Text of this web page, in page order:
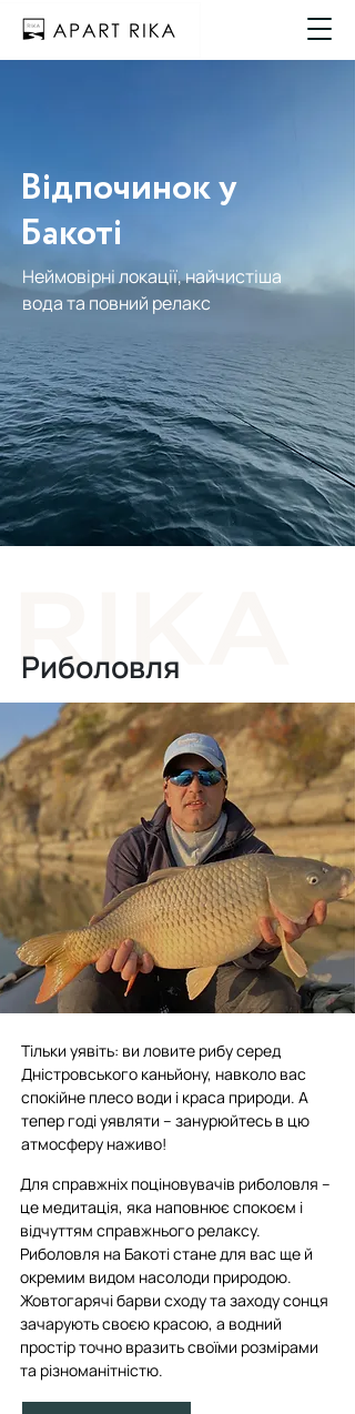
Неймовірні локації, найчистіша
вода та повний релакс
Відпочинок у
Бакоті
Риболовля
Для справжніх поціновувачів риболовля –
це медитація, яка наповнює спокоєм і
відчуттям справжнього релаксу.
Риболовля на Бакоті стане для вас ще й
окремим видом насолоди природою.
Жовтогарячі барви сходу та заходу сонця
зачарують своєю красою, а водний
простір точно вразить своїми розмірами
та різноманітністю.
Тільки уявіть: ви ловите рибу серед
Дністровського каньйону, навколо вас
спокійне плесо води і краса природи. А
тепер годі уявляти – занурюйтесь в цю
атмосферу наживо!